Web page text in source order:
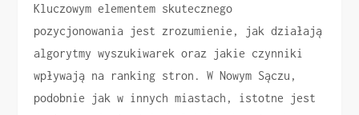
Kluczowym elementem skutecznego
pozycjonowania jest zrozumienie, jak działają
algorytmy wyszukiwarek oraz jakie czynniki
wpływają na ranking stron. W Nowym Sączu,
podobnie jak w innych miastach, istotne jest